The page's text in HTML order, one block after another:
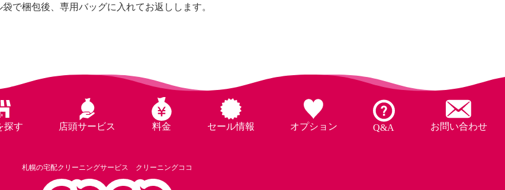
で梱包後、専用バッグに入れてお返しします。
探す 店頭サービス 料金 セール情報 オプション Q&A お問い合わせ
札幌の宅配クリーニングサービス クリーニングココ